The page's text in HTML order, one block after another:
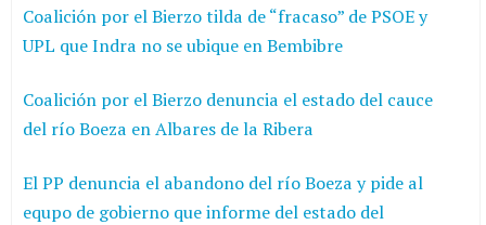
Coalición por el Bierzo tilda de “fracaso” de PSOE y
UPL que Indra no se ubique en Bembibre
Coalición por el Bierzo denuncia el estado del cauce
del río Boeza en Albares de la Ribera
El PP denuncia el abandono del río Boeza y pide al
equpo de gobierno que informe del estado del